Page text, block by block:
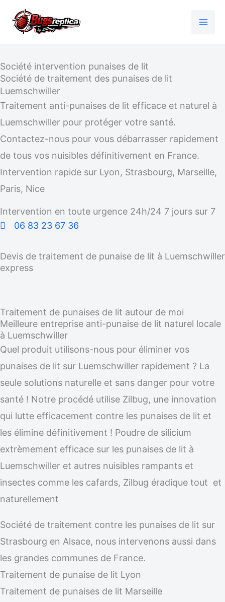
Société intervention punaises de lit
Société de traitement des punaises de lit
Luemschwiller
Traitement anti-punaises de lit efficace et naturel à
Luemschwiller pour protéger votre santé.
Contactez-nous pour vous débarrasser rapidement
de tous vos nuisibles définitivement en France.
Intervention rapide sur Lyon, Strasbourg, Marseille,
Paris, Nice
Intervention en toute urgence 24h/24 7 jours sur 7
06 83 23 67 36
Devis de traitement de punaise de lit à Luemschwiller
express
Traitement de punaises de lit autour de moi
Meilleure entreprise anti-punaise de lit naturel locale
à Luemschwiller
Quel produit utilisons-nous pour éliminer vos
punaises de lit sur Luemschwiller rapidement ? La
seule solutions naturelle et sans danger pour votre
santé ! Notre procédé utilise Zilbug, une innovation
qui lutte efficacement contre les punaises de lit et
les élimine définitivement ! Poudre de silicium
extrèmement efficace sur les punaises de lit à
Luemschwiller et autres nuisibles rampants et
insectes comme les cafards, Zilbug éradique tout et
naturellement
Société de traitement contre les punaises de lit sur
Strasbourg en Alsace, nous intervenons aussi dans
les grandes communes de France.
Traitement de punaise de lit Lyon
Traitement de punaises de lit Marseille